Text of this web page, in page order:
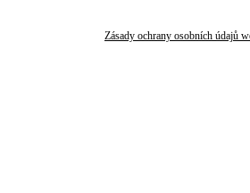
Zásady ochrany osobních údajů